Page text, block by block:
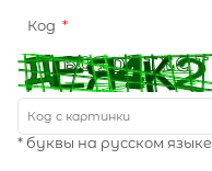
Код
* буквы на русском языке